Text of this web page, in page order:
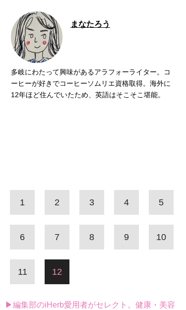
まなたろう
多岐にわたって興味があるアラフォーライター。コ
ーヒーが好きでコーヒーソムリエ資格取得。海外に
12年ほど住んでいたため、英語はそこそこ堪能。
1 2 3 4 5
6 7 8 9 10
11 12
▶編集部のiHerb愛用者がセレクト。健康・美容